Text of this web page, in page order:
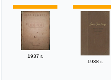
1937 г.
1938 г.